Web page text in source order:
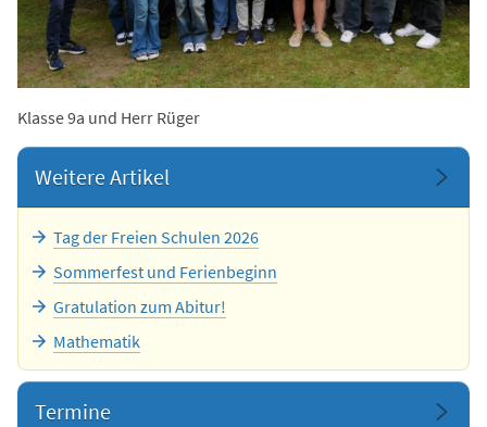
Klasse 9a und Herr Rüger
Weitere Artikel
Tag der Freien Schulen 2026
Sommerfest und Ferienbeginn
Gratulation zum Abitur!
Mathematik
Termine